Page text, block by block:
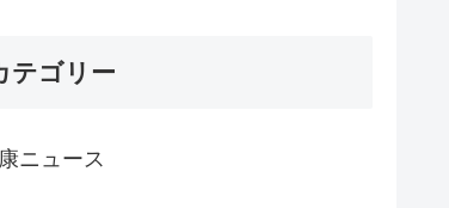
テゴリー
ニュース